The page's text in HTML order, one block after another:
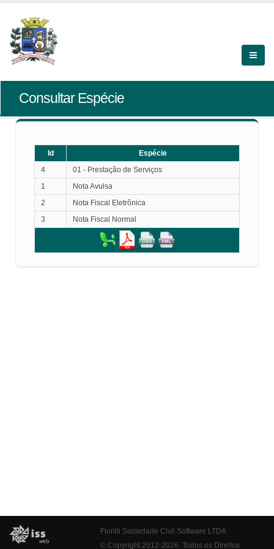
Consultar Espécie
Id
Espécie
4
01 - Prestação de Serviços
1
Nota Avulsa
2
Nota Fiscal Eletrônica
3
Nota Fiscal Normal
Fiorilli Sociedade Civil Software LTDA
© Copyright 2012-2026. Todos os Direitos